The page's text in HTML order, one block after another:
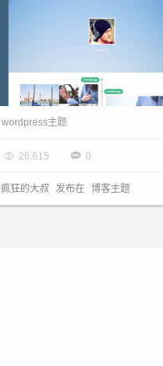
wordpress主题
 26,615  0
疯狂的大叔 发布在 博客主题